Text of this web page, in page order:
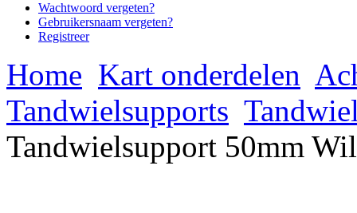
Wachtwoord vergeten?
Gebruikersnaam vergeten?
Registreer
Home Kart onderdelen
Tandwielsupports
Tandwielsupport 50mm